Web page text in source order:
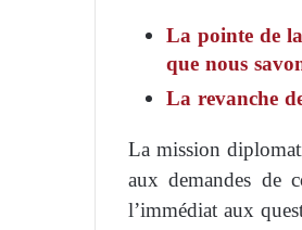
La pointe de
que nous
La revanche
La mission
aux demandes de
l’immédiat aux